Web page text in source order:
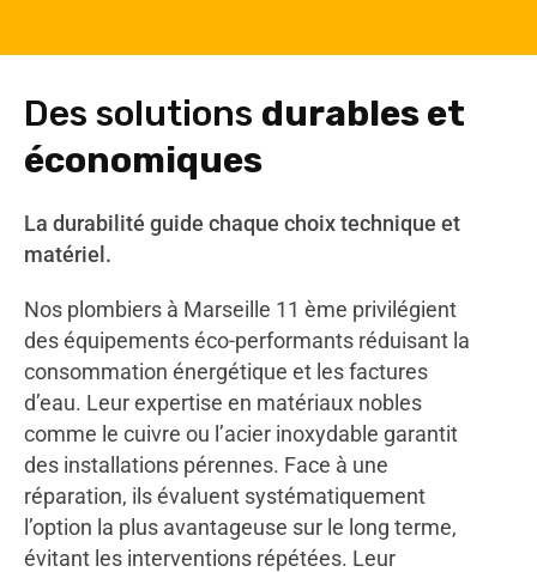
Des solutions durables et
économiques
La durabilité guide chaque choix technique et
matériel.
Nos plombiers à Marseille 11 ème privilégient
des équipements éco-performants réduisant la
consommation énergétique et les factures
d’eau. Leur expertise en matériaux nobles
comme le cuivre ou l’acier inoxydable garantit
des installations pérennes. Face à une
réparation, ils évaluent systématiquement
l’option la plus avantageuse sur le long terme,
évitant les interventions répétées. Leur